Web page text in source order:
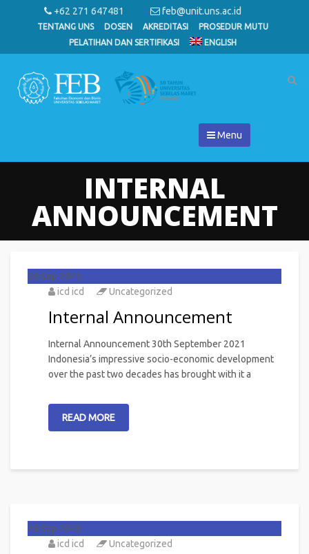
+62 271 647481 feb@unit.uns.ac.id
TENTANG UNS DOSEN AKREDITASI
PROSEDUR MUTU
PELATIHAN DAN SERTIFIKASI
ENGLISH
Menu
INTERNAL
ANNOUNCEMENT
30 Sep 2026
icd icd
Uncategorized
Internal Announcement
Internal Announcement 30th September 2021
Indonesia’s impressive socio-economic development
over the past two decades has brought with it a
READ MORE
28 Sep 2026
icd icd
Uncategorized